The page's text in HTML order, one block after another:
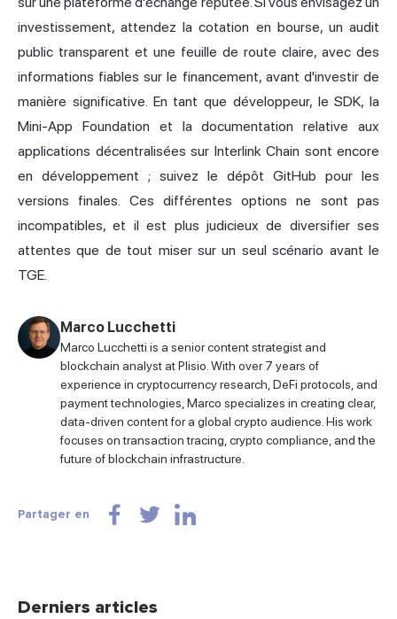
investissement, attendez la cotation en bourse, un audit
public transparent et une feuille de route claire, avec des
informations fiables sur le financement, avant d'investir de
manière significative. En tant que développeur, le SDK, la
Mini-App Foundation et la documentation relative aux
applications décentralisées sur Interlink Chain sont encore
en développement ; suivez le dépôt GitHub pour les
versions finales. Ces différentes options ne sont pas
incompatibles, et il est plus judicieux de diversifier ses
attentes que de tout miser sur un seul scénario avant le
TGE.
Marco Lucchetti
Marco Lucchetti is a senior content strategist and
blockchain analyst at Plisio. With over 7 years of
experience in cryptocurrency research, DeFi protocols, and
payment technologies, Marco specializes in creating clear,
data-driven content for a global crypto audience. His work
focuses on transaction tracing, crypto compliance, and the
future of blockchain infrastructure.
Partager en
Derniers articles